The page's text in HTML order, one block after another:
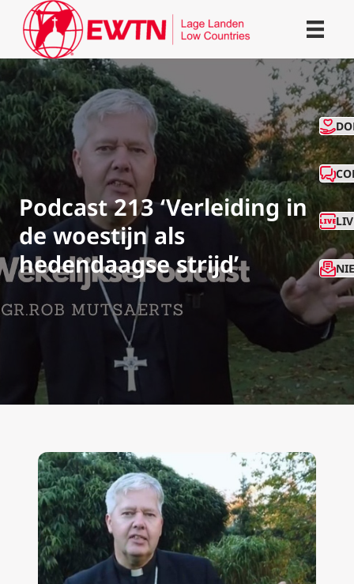
Podcast 213 ‘Verleiding in
de woestijn als
hedendaagse strijd’